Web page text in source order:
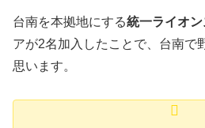
台南を本拠地にする統一ライオン
アが2名加入したことで、台南で
思います。